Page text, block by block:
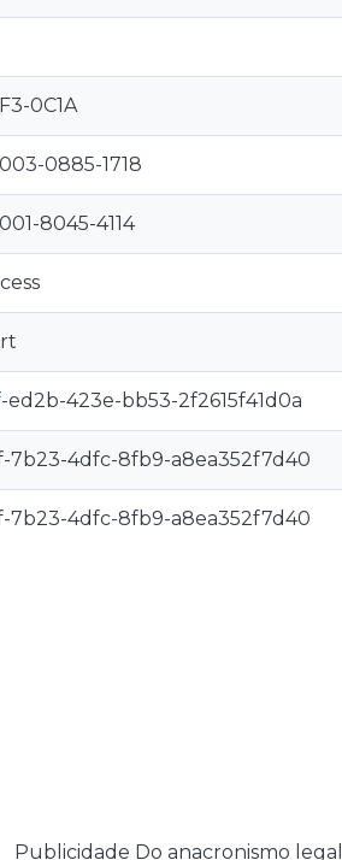
0C1A
0885-1718
8045-4114
ed2b-423e-bb53-2f2615f41d0a
7b23-4dfc-8fb9-a8ea352f7d40
7b23-4dfc-8fb9-a8ea352f7d40
Publicidade Do anacronismo